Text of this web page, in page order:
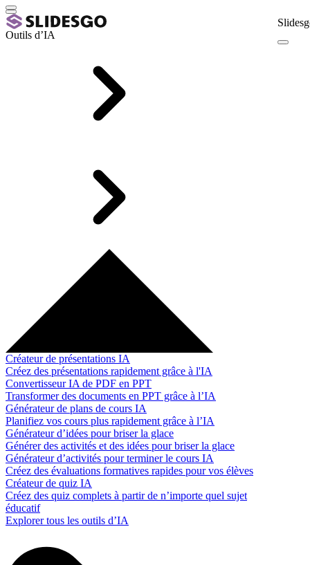
Outils d’IA
Créateur de présentations IA
Créez des présentations rapidement grâce à l'IA
Convertisseur IA de PDF en PPT
Transformer des documents en PPT grâce à l’IA
Générateur de plans de cours IA
Planifiez vos cours plus rapidement grâce à l’IA
Générateur d’idées pour briser la glace
Générer des activités et des idées pour briser la glace
Générateur d’activités pour terminer le cours IA
Créez des évaluations formatives rapides pour vos élèves
Créateur de quiz IA
Créez des quiz complets à partir de n’importe quel sujet
éducatif
Explorer tous les outils d’IA